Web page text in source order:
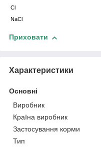
Cl
NaCl
Приховати
Характеристики
Основні
Виробник
Країна виробник
Застосування корми
Тип